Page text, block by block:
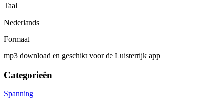
Taal
Nederlands
Formaat
mp3 download en geschikt voor de Luisterrijk app
Categorieën
Spanning